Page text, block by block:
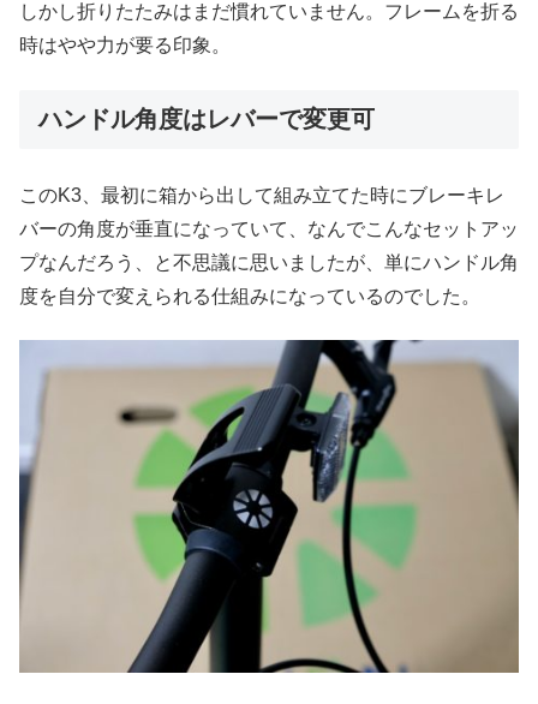
しかし折りたたみはまだ慣れていません。フレームを折る
時はやや力が要る印象。
ハンドル角度はレバーで変更可
このK3、最初に箱から出して組み立てた時にブレーキレ
バーの角度が垂直になっていて、なんでこんなセットアッ
プなんだろう、と不思議に思いましたが、単にハンドル角
度を自分で変えられる仕組みになっているのでした。